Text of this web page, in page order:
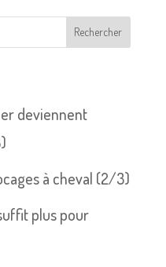
Rechercher
deviennent
à cheval (2/3)
plus pour